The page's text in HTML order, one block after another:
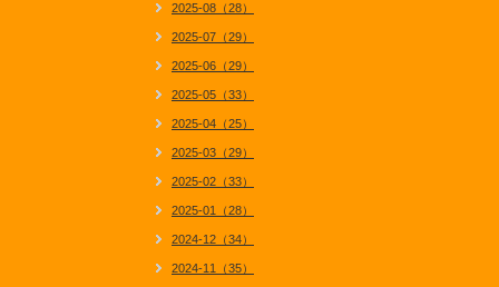
2025-08（28）
2025-07（29）
2025-06（29）
2025-05（33）
2025-04（25）
2025-03（29）
2025-02（33）
2025-01（28）
2024-12（34）
2024-11（35）